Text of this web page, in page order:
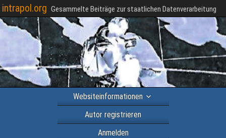
intrapol.org Gesammelte Beiträge zur staatlichen Datenverarbeitung
Websiteinformationen
Autor registrieren
Anmelden